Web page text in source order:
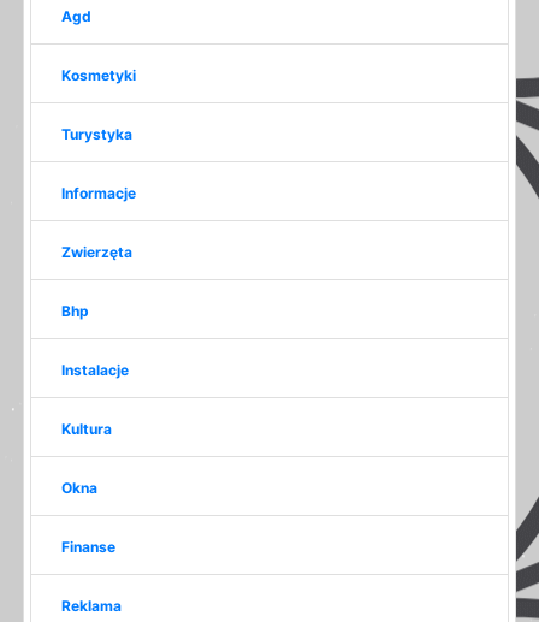
Agd
Kosmetyki
Turystyka
Informacje
Zwierzęta
Bhp
Instalacje
Kultura
Okna
Finanse
Reklama